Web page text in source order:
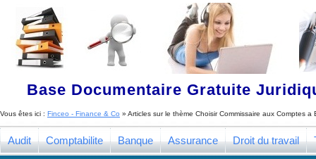
Base Documentaire Gratuite
Vous êtes ici : Finceo - Finance & Co » Articles sur le thème Choisir Commissaire aux Comptes a
Audit Comptabilite Banque Assurance Droit du travail